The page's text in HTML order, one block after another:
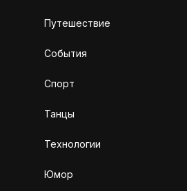
Путешествие
События
Спорт
Танцы
Технологии
Юмор